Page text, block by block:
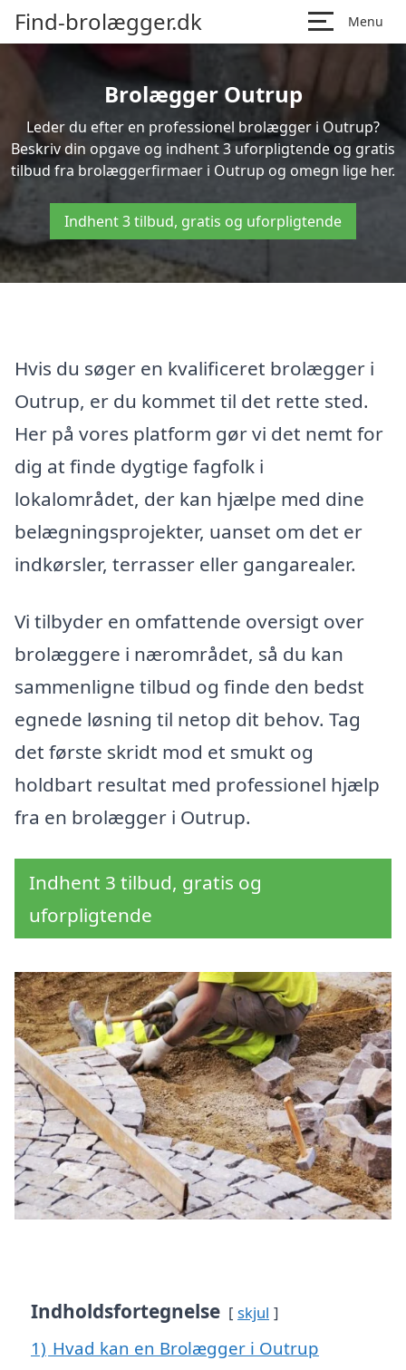
Find-brolægger.dk Menu
Brolægger Outrup
Leder du efter en professionel brolægger i Outrup?
Beskriv din opgave og indhent 3 uforpligtende og gratis
tilbud fra brolæggerfirmaer i Outrup og omegn lige her.
Indhent 3 tilbud, gratis og uforpligtende
Hvis du søger en kvalificeret brolægger i
Outrup, er du kommet til det rette sted.
Her på vores platform gør vi det nemt for
dig at finde dygtige fagfolk i
lokalområdet, der kan hjælpe med dine
belægningsprojekter, uanset om det er
indkørsler, terrasser eller gangarealer.
Vi tilbyder en omfattende oversigt over
brolæggere i nærområdet, så du kan
sammenligne tilbud og finde den bedst
egnede løsning til netop dit behov. Tag
det første skridt mod et smukt og
holdbart resultat med professionel hjælp
fra en brolægger i Outrup.
Indhent 3 tilbud, gratis og
uforpligtende
Indholdsfortegnelse skjul
1) Hvad kan en Brolægger i Outrup